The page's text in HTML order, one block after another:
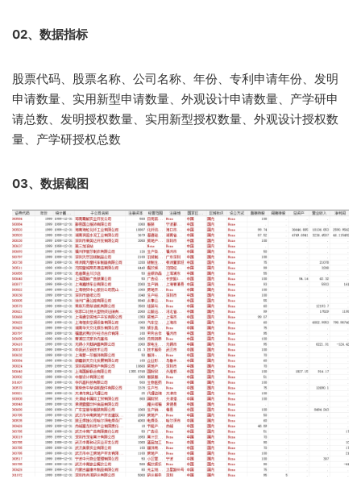
02、数据指标
股票代码、股票名称、公司名称、年份、专利申请年份、发明
申请数量、实用新型申请数量、外观设计申请数量、产学研申
请总数、发明授权数量、实用新型授权数量、外观设计授权数
量、产学研授权总数
03、数据截图